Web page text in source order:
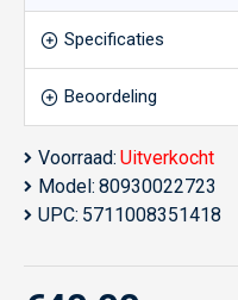
Specificaties
Beoordeling
Voorraad: Uitverkocht
Model: 80930022723
UPC: 5711008351418